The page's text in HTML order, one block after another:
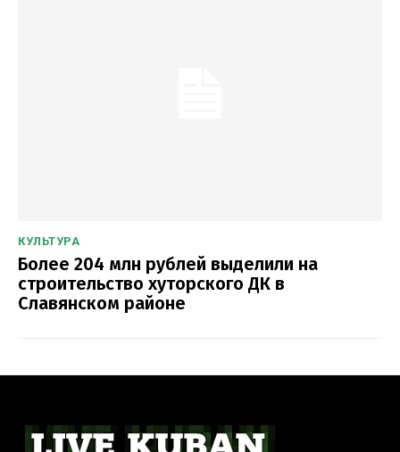
КУЛЬТУРА
Более 204 млн рублей выделили на
строительство хуторского ДК в
Славянском районе